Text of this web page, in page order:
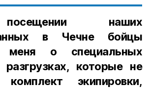
наших
в Чечне бойцы
меня о специальных
которые не
экипировки,